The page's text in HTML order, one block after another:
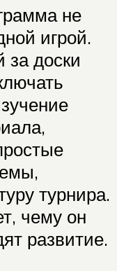
не
игрой.
за доски
турнира.
чему он
развитие.